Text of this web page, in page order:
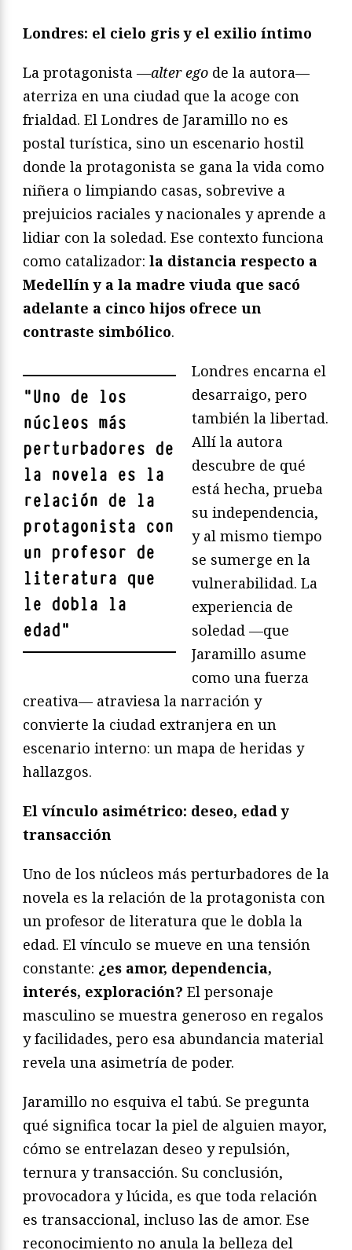
Londres: el cielo gris y el exilio íntimo
La protagonista—alter ego de la autora—
aterriza en una ciudad que la acoge con
frialdad. El Londres de Jaramillo no es
postal turística, sino un escenario hostil
donde la protagonista se gana la vida como
niñera o limpiando casas, sobrevive a
prejuicios raciales y nacionales y aprende a
lidiar con la soledad. Ese contexto funciona
como catalizador: la distancia respecto a
Medellín y a la madre viuda que sacó
adelante a cinco hijos ofrece un
contraste simbólico.
"Uno de los
núcleos más
perturbadores de
la novela es la
relación de la
protagonista con
un profesor de
literatura que
le dobla la
edad"
Londres encarna el
desarraigo, pero
también la libertad.
Allí la autora
descubre de qué
está hecha, prueba
su independencia,
y al mismo tiempo
se sumerge en la
vulnerabilidad. La
experiencia de
soledad —que
Jaramillo asume
como una fuerza
creativa— atraviesa la narración y
convierte la ciudad extranjera en un
escenario interno: un mapa de heridas y
hallazgos.
El vínculo asimétrico: deseo, edad y
transacción
Uno de los núcleos más perturbadores de la
novela es la relación de la protagonista con
un profesor de literatura que le dobla la
edad. El vínculo se mueve en una tensión
constante: ¿es amor, dependencia,
interés, exploración? El personaje
masculino se muestra generoso en regalos
y facilidades, pero esa abundancia material
revela una asimetría de poder.
Jaramillo no esquiva el tabú. Se pregunta
qué significa tocar la piel de alguien mayor,
cómo se entrelazan deseo y repulsión,
ternura y transacción. Su conclusión,
provocadora y lúcida, es que toda relación
es transaccional, incluso las de amor. Ese
reconocimiento no anula la belleza del